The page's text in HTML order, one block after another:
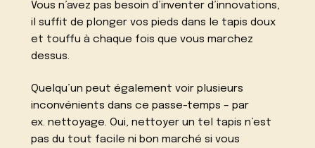
Vous n’avez pas besoin d’inventer d’innovations,
il suffit de plonger vos pieds dans le tapis doux
et touffu à chaque fois que vous marchez
dessus.
Quelqu’un peut également voir plusieurs
inconvénients dans ce passe-temps – par
ex. nettoyage. Oui, nettoyer un tel tapis n’est
pas du tout facile ni bon marché si vous